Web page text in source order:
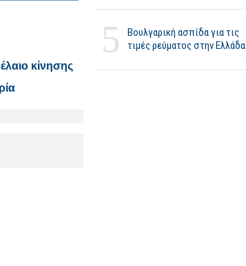
κίνησης
5
Βουλγαρική ασπίδα για τις
τιμές ρεύματος στην Ελλάδα